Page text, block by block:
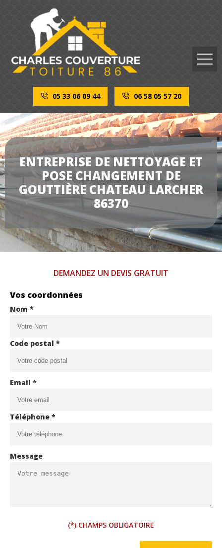
05 33 06 09 44 06 58 05 57 20
ENTREPRISE DE NETTOYAGE ET
POSE CHANGEMENT DE
GOUTTIÈRE CHATEAU LARCHER
86370
DEMANDEZ UN DEVIS GRATUIT
Vos coordonnées
Nom *
Code postal *
Email *
Téléphone *
Message
(*) CHAMPS OBLIGATOIRE